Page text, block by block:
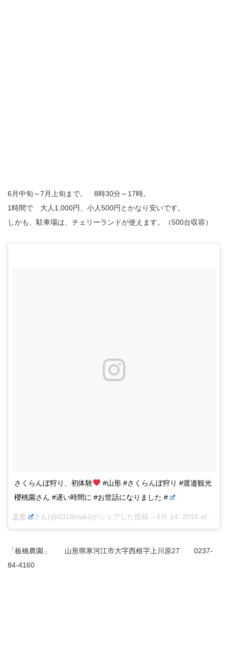
6月中旬～7月上旬まで。 8時30分～17時。
1時間で 大人1,000円、小人500円とかなり安いです。
しかも、駐車場は、チェリーランドが使えます。（500台収容）
さくらんぼ狩り、初体験
#山形 #さくらんぼ狩り #渡邉観光
櫻桃園さん #遅い時間に #お世話になりました #
茉希 さん(@0318maki)がシェアした投稿 – 6月 14, 2016 at 2:24午前 PDT
「板橋農園」 山形県寒河江市大字西根字上川原27 0237-
84-4160